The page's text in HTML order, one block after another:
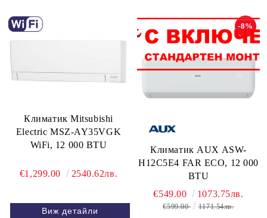
Климатик Mitsubishi
Electric MSZ-AY35VGK
WiFi, 12 000 BTU
€1,299.00 2540.62лв.
Виж детайли
Климатик AUX ASW-
H12C5E4 FAR ECO, 12 000
BTU
-8%
€549.00 1073.75лв.
€599.00 1171.54лв.